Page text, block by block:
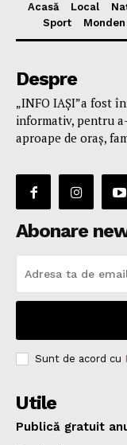
Acasă Local
Sport
Monden
Despre
„INFO IAȘI”a fost
informativ, pentru
aproape de oraş,
Abonare
Sunt de acord cu
Utile
Publică gratuit